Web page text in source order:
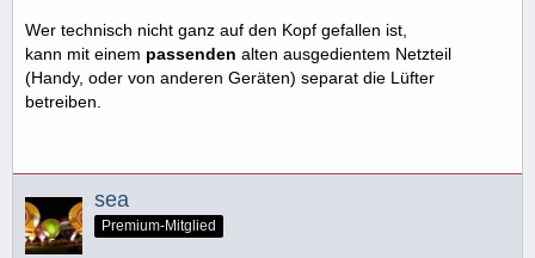
Wer technisch nicht ganz auf den Kopf gefallen ist,
kann mit einem passenden alten ausgedientem Netzteil
(Handy, oder von anderen Geräten) separat die Lüfter
betreiben.
sea
Premium-Mitglied